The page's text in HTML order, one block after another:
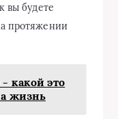
вы будете
протяжении
какой это
жизнь